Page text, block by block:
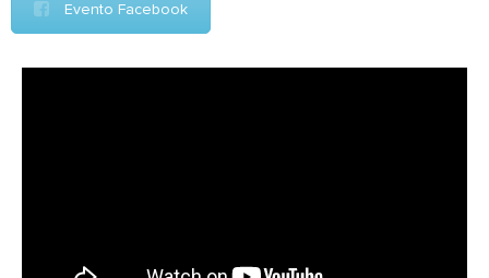
Evento Facebook